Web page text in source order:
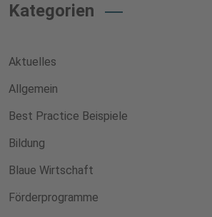
Kategorien
Aktuelles
Allgemein
Best Practice Beispiele
Bildung
Blaue Wirtschaft
Förderprogramme